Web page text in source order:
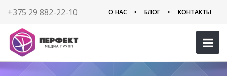
+375 29 882-22-10 О НАС БЛОГ КОНТАКТЫ